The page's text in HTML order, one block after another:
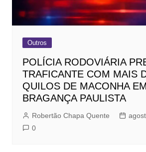
Outros
POLÍCIA RODOVIÁRIA
TRAFICANTE COM MAIS
QUILOS DE MACONHA EM
BRAGANÇA PAULISTA
Robertão Chapa Quente
0